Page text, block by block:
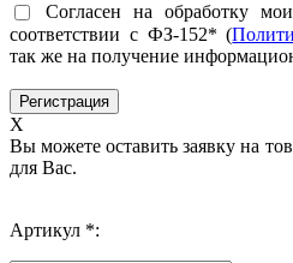
Согласен на обработку
соответствии с ФЗ-152* (
так же на получение
X
Вы можете оставить заявку на
для Вас.
Артикул *: